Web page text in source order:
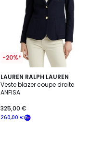
-20%*
LAUREN RALPH LAUREN
Veste blazer coupe droite
ANFISA
260,00 €
325,00 €
4,2
/ 5